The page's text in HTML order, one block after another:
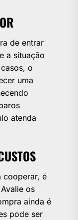
de entrar
a situação
o
uma
atenda
cooperar, é
os
ainda é
pode ser